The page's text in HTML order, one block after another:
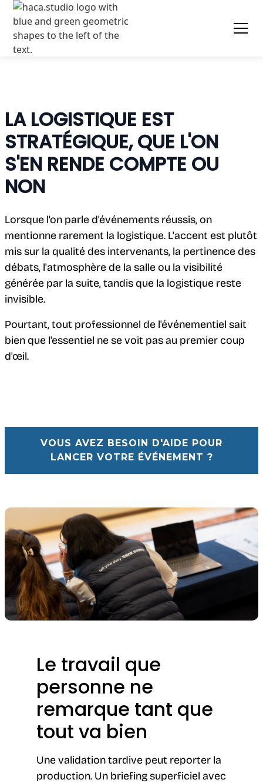
LA LOGISTIQUE EST
STRATÉGIQUE, QUE L'ON
S'EN RENDE COMPTE OU
NON
Lorsque l'on parle d'événements réussis, on
mentionne rarement la logistique. L'accent est plutôt
mis sur la qualité des intervenants, la pertinence des
débats, l'atmosphère de la salle ou la visibilité
générée par la suite, tandis que la logistique reste
invisible.
Pourtant, tout professionnel de l'événementiel sait
bien que l'essentiel ne se voit pas au premier coup
d'œil.
VOUS AVEZ BESOIN D'AIDE POUR
LANCER VOTRE ÉVÉNEMENT ?
Le travail que
personne ne
remarque tant que
tout va bien
Une validation tardive peut reporter la
production. Un briefing superficiel avec